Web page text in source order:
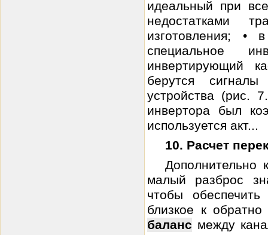
идеальный при
недостатками
изготовления; •
специальное
инвертирующий
берутся
устройства (рис.
инвертора был
используется акт...
10. Расчет
Дополнительно
малый разброс
чтобы
близкое к
баланс между